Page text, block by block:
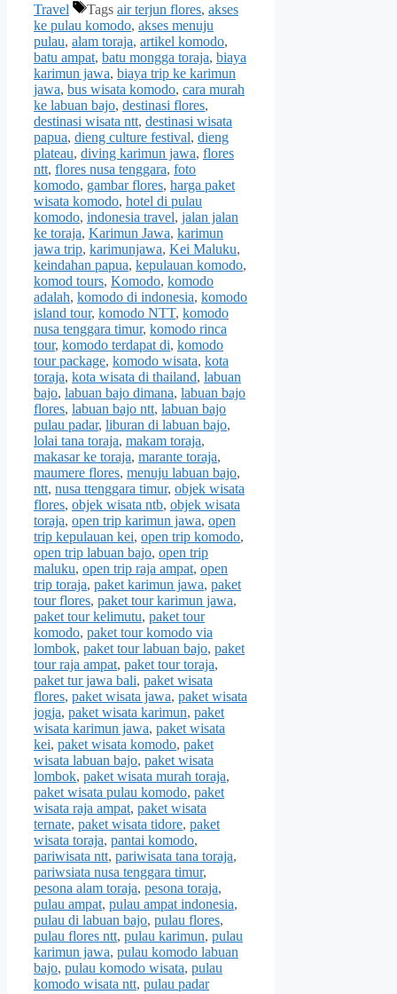
Travel
Tags air terjun flores, akses
ke pulau komodo, akses menuju
pulau, alam toraja, artikel komodo,
batu ampat, batu mongga toraja, biaya
karimun jawa, biaya trip ke karimun
jawa, bus wisata komodo, cara murah
ke labuan bajo, destinasi flores,
destinasi wisata ntt, destinasi wisata
papua, dieng culture festival, dieng
plateau, diving karimun jawa, flores
ntt, flores nusa tenggara, foto
komodo, gambar flores, harga paket
wisata komodo, hotel di pulau
komodo, indonesia travel, jalan jalan
ke toraja, Karimun Jawa, karimun
jawa trip, karimunjawa, Kei Maluku,
keindahan papua, kepulauan komodo,
komod tours, Komodo, komodo
adalah, komodo di indonesia, komodo
island tour, komodo NTT, komodo
nusa tenggara timur, komodo rinca
tour, komodo terdapat di, komodo
tour package, komodo wisata, kota
toraja, kota wisata di thailand, labuan
bajo, labuan bajo dimana, labuan bajo
flores, labuan bajo ntt, labuan bajo
pulau padar, liburan di labuan bajo,
lolai tana toraja, makam toraja,
makasar ke toraja, marante toraja,
maumere flores, menuju labuan bajo,
ntt, nusa ttenggara timur, objek wisata
flores, objek wisata ntb, objek wisata
toraja, open trip karimun jawa, open
trip kepulauan kei, open trip komodo,
open trip labuan bajo, open trip
maluku, open trip raja ampat, open
trip toraja, paket karimun jawa, paket
tour flores, paket tour karimun jawa,
paket tour kelimutu, paket tour
komodo, paket tour komodo via
lombok, paket tour labuan bajo, paket
tour raja ampat, paket tour toraja,
paket tur jawa bali, paket wisata
flores, paket wisata jawa, paket wisata
jogja, paket wisata karimun, paket
wisata karimun jawa, paket wisata
kei, paket wisata komodo, paket
wisata labuan bajo, paket wisata
lombok, paket wisata murah toraja,
paket wisata pulau komodo, paket
wisata raja ampat, paket wisata
ternate, paket wisata tidore, paket
wisata toraja, pantai komodo,
pariwisata ntt, pariwisata tana toraja,
pariwsiata nusa tenggara timur,
pesona alam toraja, pesona toraja,
pulau ampat, pulau ampat indonesia,
pulau di labuan bajo, pulau flores,
pulau flores ntt, pulau karimun, pulau
karimun jawa, pulau komodo labuan
bajo, pulau komodo wisata, pulau
komodo wisata ntt, pulau padar